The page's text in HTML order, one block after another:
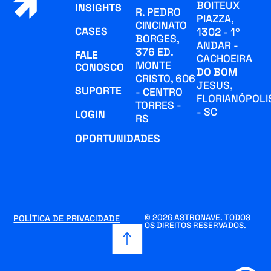
INSIGHTS
CASES
FALE
CONOSCO
SUPORTE
LOGIN
OPORTUNIDADES
R. PEDRO
CINCINATO
BORGES,
376 ED.
MONTE
CRISTO, 606
- CENTRO
TORRES -
RS
BOITEUX
PIAZZA,
1302 - 1º
ANDAR -
CACHOEIRA
DO BOM
JESUS,
- SC
© 2026 ASTRONAVE. TODOS
OS DIREITOS RESERVADOS.
POLÍTICA DE PRIVACIDADE